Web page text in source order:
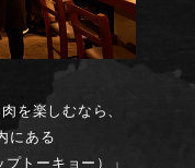
を楽しむなら、
にある
トーキョー）」